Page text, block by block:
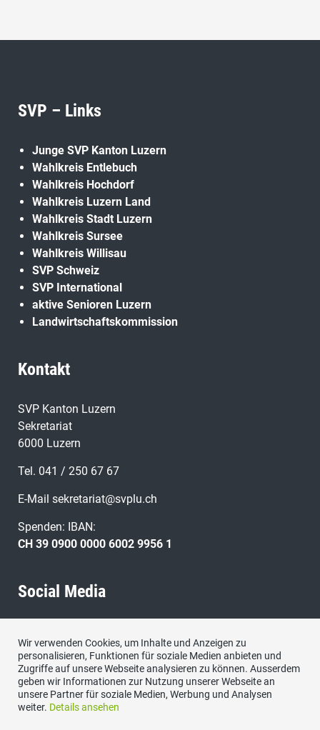
SVP – Links
Junge SVP Kanton Luzern
Wahlkreis Entlebuch
Wahlkreis Hochdorf
Wahlkreis Luzern Land
Wahlkreis Stadt Luzern
Wahlkreis Sursee
Wahlkreis Willisau
SVP Schweiz
SVP International
aktive Senioren Luzern
Landwirtschaftskommission
Kontakt
SVP Kanton Luzern
Sekretariat
6000 Luzern
Tel. 041 / 250 67 67
E-Mail sekretariat@svplu.ch
Spenden: IBAN:
CH 39 0900 0000 6002 9956 1
Social Media
Wir verwenden Cookies, um Inhalte und Anzeigen zu
personalisieren, Funktionen für soziale Medien anbieten und
Zugriffe auf unsere Webseite analysieren zu können. Ausserdem
geben wir Informationen zur Nutzung unserer Webseite an
unsere Partner für soziale Medien, Werbung und Analysen
weiter. Details ansehen